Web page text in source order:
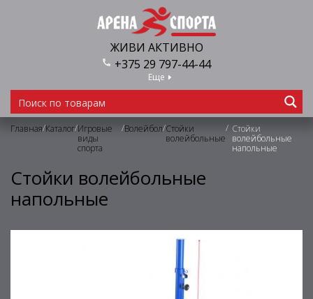
ЖИВИ АКТИВНО
+375 29 797-44-44
Еще
Главная/Каталог/Игровые
виды
спорта
/Волейбол/Стойки
волейбольные
/ Стойки
волейбольные
напольные
Стойки волейбольные
напольные